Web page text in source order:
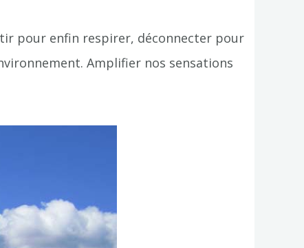
pour enfin respirer, déconnecter pour
Amplifier nos sensations